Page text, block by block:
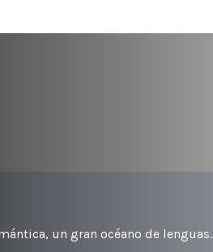
un gran océano de lenguas.